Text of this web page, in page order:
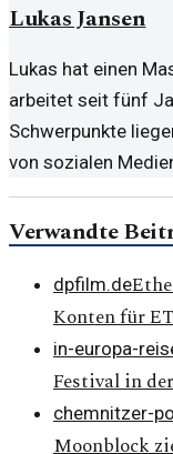
Lukas Jansen
Lukas hat einen
arbeitet seit fünf
Schwerpunkte
von sozialen
Verwandte
dpfilm.de
Konten für
in-europa-
Festival in
chemnitzer-
Moonblock